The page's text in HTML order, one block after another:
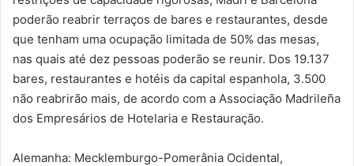
poderão reabrir terraços de bares e restaurantes, desde
que tenham uma ocupação limitada de 50% das mesas,
nas quais até dez pessoas poderão se reunir. Dos 19.137
bares, restaurantes e hotéis da capital espanhola, 3.500
não reabrirão mais, de acordo com a Associação Madrileña
dos Empresários de Hotelaria e Restauração.
Alemanha: Mecklemburgo-Pomerânia Ocidental,